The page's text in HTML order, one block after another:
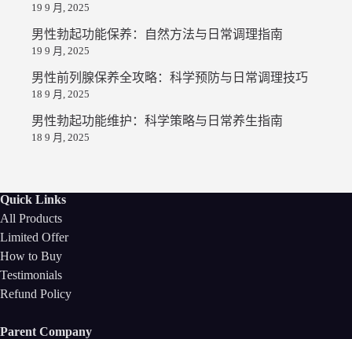
19 9 月, 2025
男性勃起功能保养：自然方法与日常调理指南
19 9 月, 2025
男性前列腺保养全攻略：科学预防与日常调理技巧
18 9 月, 2025
男性勃起功能维护：科学策略与日常养生指南
18 9 月, 2025
Quick Links
All Products
Limited Offer
How to Buy
Testimonials
Refund Policy
Parent Company